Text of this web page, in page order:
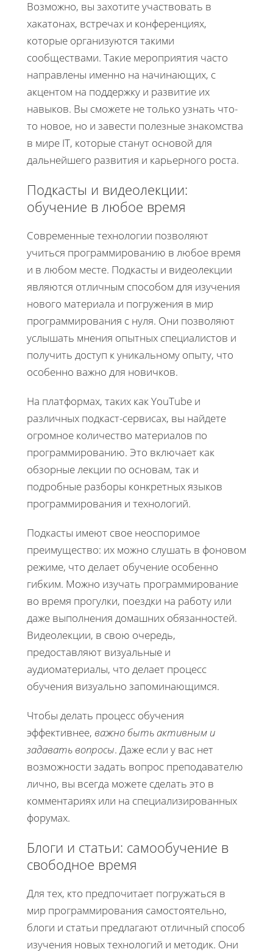
Возможно, вы захотите участвовать в
хакатонах, встречах и конференциях,
которые организуются такими
сообществами. Такие мероприятия часто
направлены именно на начинающих, с
акцентом на поддержку и развитие их
навыков. Вы сможете не только узнать что-
то новое, но и завести полезные знакомства
в мире IT, которые станут основой для
дальнейшего развития и карьерного роста.
Подкасты и видеолекции:
обучение в любое время
Современные технологии позволяют
учиться программированию в любое время
и в любом месте. Подкасты и видеолекции
являются отличным способом для изучения
нового материала и погружения в мир
программирования с нуля. Они позволяют
услышать мнения опытных специалистов и
получить доступ к уникальному опыту, что
особенно важно для новичков.
На платформах, таких как YouTube и
различных подкаст-сервисах, вы найдете
огромное количество материалов по
программированию. Это включает как
обзорные лекции по основам, так и
подробные разборы конкретных языков
программирования и технологий.
Подкасты имеют свое неоспоримое
преимущество: их можно слушать в фоновом
режиме, что делает обучение особенно
гибким. Можно изучать программирование
во время прогулки, поездки на работу или
даже выполнения домашних обязанностей.
Видеолекции, в свою очередь,
предоставляют визуальные и
аудиоматериалы, что делает процесс
обучения визуально запоминающимся.
Чтобы делать процесс обучения
эффективнее, важно быть активным и
задавать вопросы. Даже если у вас нет
возможности задать вопрос преподавателю
лично, вы всегда можете сделать это в
комментариях или на специализированных
форумах.
Блоги и статьи: самообучение в
свободное время
Для тех, кто предпочитает погружаться в
мир программирования самостоятельно,
блоги и статьи предлагают отличный способ
изучения новых технологий и методик. Они